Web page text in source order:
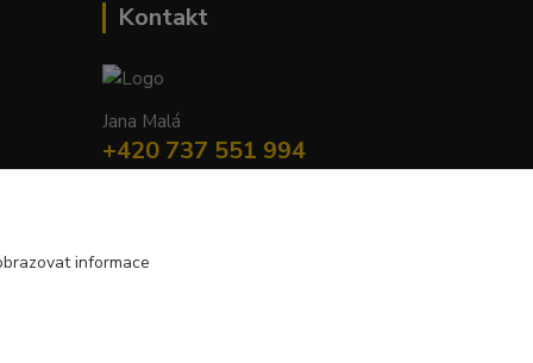
Kontakt
Jana Malá
+420 737 551 994
informace